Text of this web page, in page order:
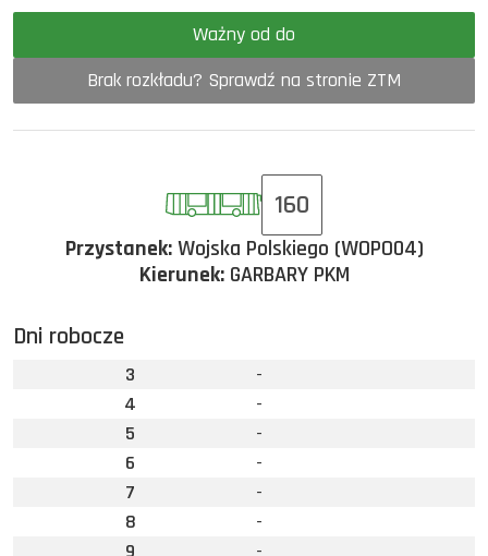
Ważny od do
Brak rozkładu? Sprawdź na stronie ZTM
160
Przystanek:Wojska Polskiego (WOPO04)
Kierunek:GARBARY PKM
Dni robocze
3
-
4
-
5
-
6
-
7
-
8
-